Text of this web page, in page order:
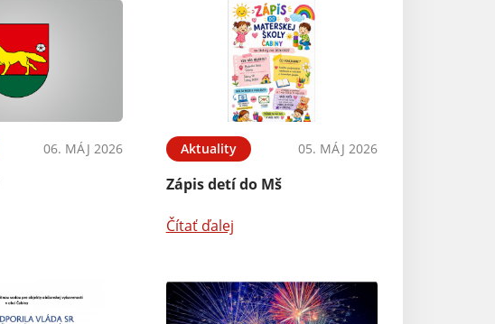
06. MÁJ 2026 Aktuality 05. MÁJ 2026
Zápis detí do Mš
Čítať ďalej